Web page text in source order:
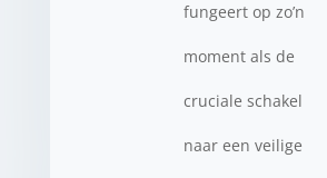
fungeert op zo’n
moment als de
cruciale schakel
naar een veilige